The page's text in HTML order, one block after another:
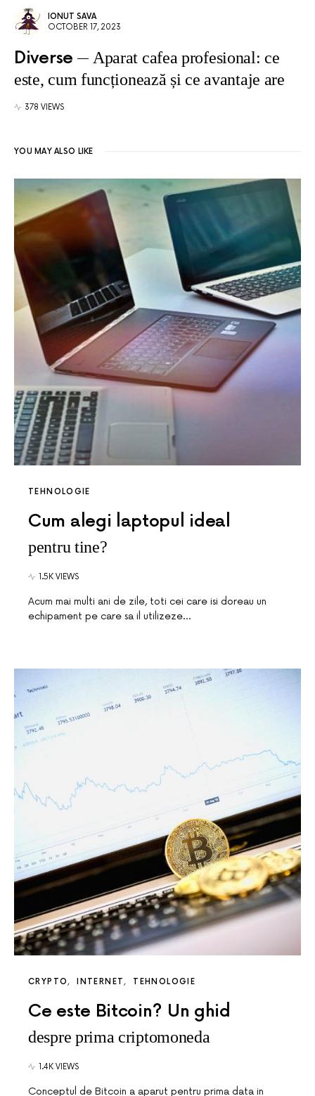
IONUT SAVA
OCTOBER 17, 2023
Diverse
Aparat cafea profesional: ce
este, cum funcționează și ce avantaje are
378 VIEWS
YOU MAY ALSO LIKE
TEHNOLOGIE
Cum alegi laptopul ideal
pentru tine?
1.5K VIEWS
Acum mai multi ani de zile, toti cei care isi doreau un
echipament pe care sa il utilizeze…
CRYPTO INTERNET TEHNOLOGIE
Ce este Bitcoin? Un ghid
despre prima criptomoneda
1.4K VIEWS
Conceptul de Bitcoin a aparut pentru prima data in